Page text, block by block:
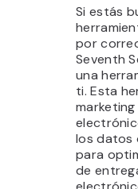
Si estás
por
Seventh
una
ti. Esta
los datos
para
de